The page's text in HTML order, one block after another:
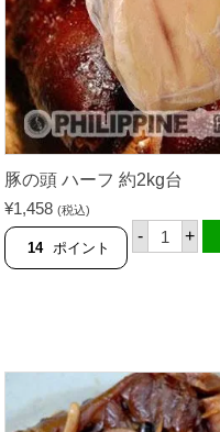
豚の頭 ハーフ 約2kg台
¥1,458 (税込)
14 ポイント
-
豚
の
k
g
台
個
+